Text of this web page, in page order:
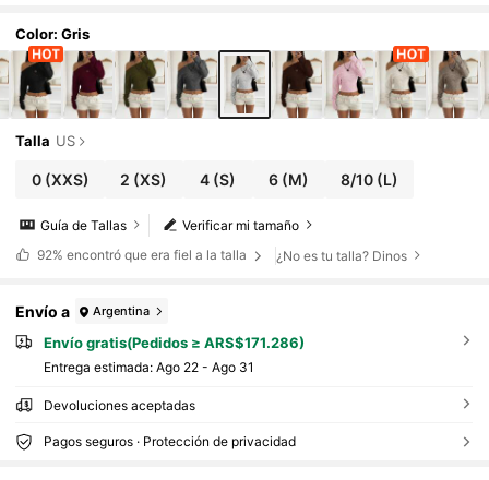
Color: Gris
Talla US
0(XXS) 2 (XS) 4 (S) 6 (M) 8/10 (L)
Verificar mi tamaño
Guía de Tallas
92% encontró que era fiel a la talla ¿No es tu talla? Dinos
Envío a Argentina
Envío gratis(Pedidos ≥ ARS$171.286)
Entrega estimada: Ago 22 - Ago 31
Devoluciones aceptadas
Pagos seguros · Protección de privacidad